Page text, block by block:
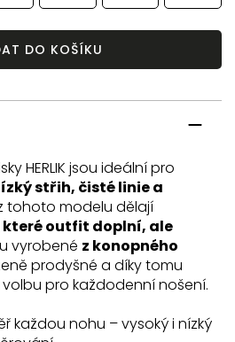
DO KOŠÍKU
HERLIK jsou ideální pro
střih, čisté linie a
tohoto modelu dělají
outfit doplní, ale
vyrobené z konopného
prodyšné a díky tomu
pro každodenní nošení.
každou nohu – vysoký i nízký